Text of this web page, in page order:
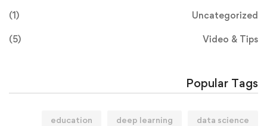
Uncategorized
(1)
Video & Tips
(5)
Popular Tags
data science
deep learning
education